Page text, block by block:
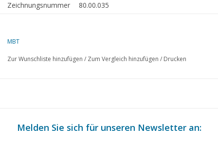
Zeichnungsnummer
80.00.035
Beschreibung
Qualität
Anzahl Blätter A0
0
MBT
Zur Wunschliste hinzufügen / Zum Vergleich hinzufügen / Drucken
Melden Sie sich für unseren Newsletter an: